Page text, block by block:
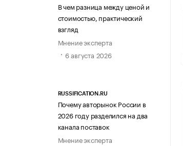
В чем разница между ценой и
стоимостью, практический
взгляд
Мнение эксперта
6 августа 2026
RUSSIFICATION.RU
Почему авторынок России в
2026 году разделился на два
канала поставок
Мнение эксперта